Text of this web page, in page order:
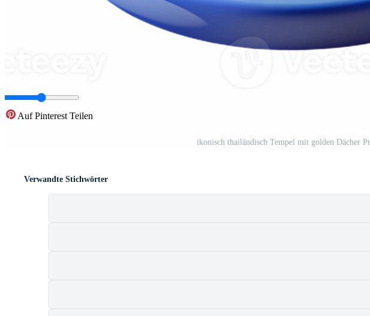
Auf Pinterest Teilen
ikonisch thailändisch Tempel mit golden Dächer
Verwandte Stichwörter